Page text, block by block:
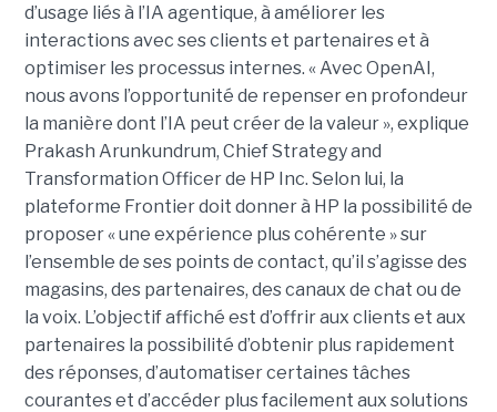
d’usage liés à l’IA agentique, à améliorer les
interactions avec ses clients et partenaires et à
optimiser les processus internes. « Avec OpenAI,
nous avons l’opportunité de repenser en profondeur
la manière dont l’IA peut créer de la valeur », explique
Prakash Arunkundrum, Chief Strategy and
Transformation Officer de HP Inc. Selon lui, la
plateforme Frontier doit donner à HP la possibilité de
proposer « une expérience plus cohérente » sur
l’ensemble de ses points de contact, qu’il s’agisse des
magasins, des partenaires, des canaux de chat ou de
la voix. L’objectif affiché est d’offrir aux clients et aux
partenaires la possibilité d’obtenir plus rapidement
des réponses, d’automatiser certaines tâches
courantes et d’accéder plus facilement aux solutions